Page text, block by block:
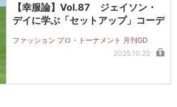
【幸服論】Vol.87 ジェイソン・
デイに学ぶ「セットアップ」コーデ
ファッション プロ・トーナメント 月刊GD
2025.10.22